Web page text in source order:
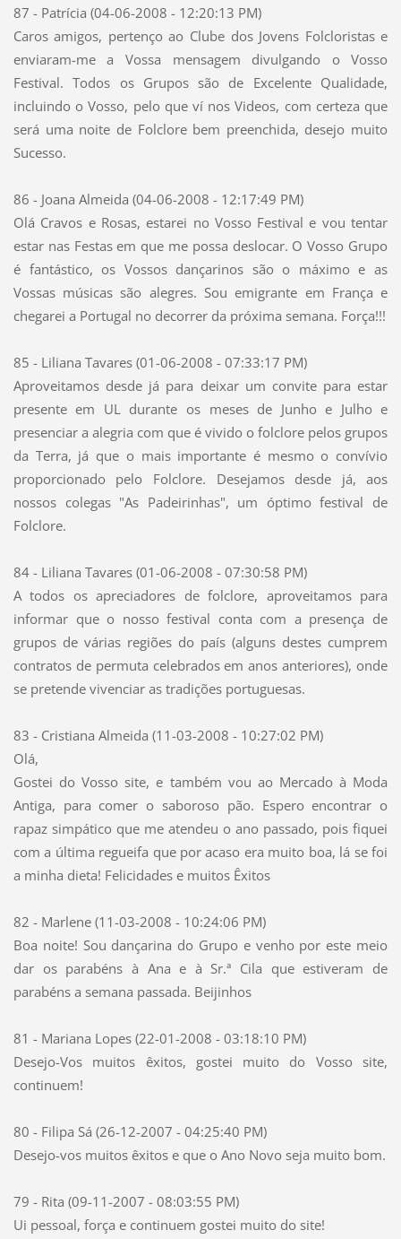
87 - Patrícia (04-06-2008 - 12:20:13 PM)
Caros amigos, pertenço ao Clube dos Jovens Folcloristas e
enviaram-me a Vossa mensagem divulgando o Vosso
Festival. Todos os Grupos são de Excelente Qualidade,
incluindo o Vosso, pelo que ví nos Videos, com certeza que
será uma noite de Folclore bem preenchida, desejo muito
Sucesso.
86 - Joana Almeida (04-06-2008 - 12:17:49 PM)
Olá Cravos e Rosas, estarei no Vosso Festival e vou tentar
estar nas Festas em que me possa deslocar. O Vosso Grupo
é fantástico, os Vossos dançarinos são o máximo e as
Vossas músicas são alegres. Sou emigrante em França e
chegarei a Portugal no decorrer da próxima semana. Força!!!
85 - Liliana Tavares (01-06-2008 - 07:33:17 PM)
Aproveitamos desde já para deixar um convite para estar
presente em UL durante os meses de Junho e Julho e
presenciar a alegria com que é vivido o folclore pelos grupos
da Terra, já que o mais importante é mesmo o convívio
proporcionado pelo Folclore. Desejamos desde já, aos
nossos colegas "As Padeirinhas", um óptimo festival de
Folclore.
84 - Liliana Tavares (01-06-2008 - 07:30:58 PM)
A todos os apreciadores de folclore, aproveitamos para
informar que o nosso festival conta com a presença de
grupos de várias regiões do país (alguns destes cumprem
contratos de permuta celebrados em anos anteriores), onde
se pretende vivenciar as tradições portuguesas.
83 - Cristiana Almeida (11-03-2008 - 10:27:02 PM)
Olá,
Gostei do Vosso site, e também vou ao Mercado à Moda
Antiga, para comer o saboroso pão. Espero encontrar o
rapaz simpático que me atendeu o ano passado, pois fiquei
com a última regueifa que por acaso era muito boa, lá se foi
a minha dieta! Felicidades e muitos Êxitos
82 - Marlene (11-03-2008 - 10:24:06 PM)
Boa noite! Sou dançarina do Grupo e venho por este meio
dar os parabéns à Ana e à Sr.ª Cila que estiveram de
parabéns a semana passada. Beijinhos
81 - Mariana Lopes (22-01-2008 - 03:18:10 PM)
Desejo-Vos muitos êxitos, gostei muito do Vosso site,
continuem!
80 - Filipa Sá (26-12-2007 - 04:25:40 PM)
Desejo-vos muitos êxitos e que o Ano Novo seja muito bom.
79 - Rita (09-11-2007 - 08:03:55 PM)
Ui pessoal, força e continuem gostei muito do site!